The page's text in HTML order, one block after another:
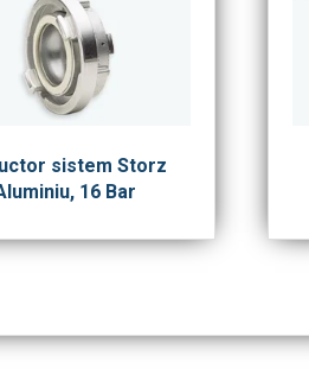
sistem Storz
16 Bar